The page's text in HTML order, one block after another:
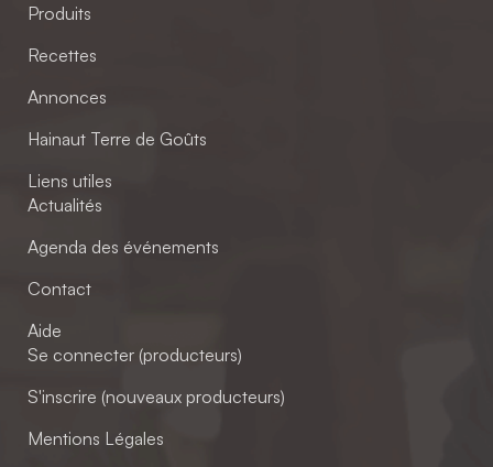
Produits
Recettes
Annonces
Hainaut Terre de Goûts
Liens utiles
Actualités
Agenda des événements
Contact
Aide
Se connecter (producteurs)
S'inscrire (nouveaux producteurs)
Mentions Légales